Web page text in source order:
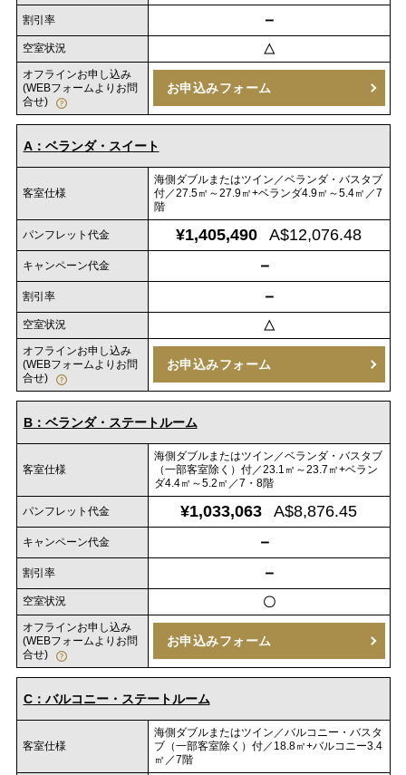
割引率 －
空室状況 △
オフラインお申し込み
(WEBフォームよりお問
合せ)
お申込みフォーム
A：ベランダ・スイート
客室仕様
海側ダブルまたはツイン／ベランダ・バスタブ
付／27.5㎡～27.9㎡+ベランダ4.9㎡～5.4㎡／7
階
パンフレット代金 ¥1,405,490 A$12,076.48
キャンペーン代金 －
割引率 －
空室状況 △
オフラインお申し込み
(WEBフォームよりお問
合せ)
お申込みフォーム
B：ベランダ・ステートルーム
客室仕様
海側ダブルまたはツイン／ベランダ・バスタブ
（一部客室除く）付／23.1㎡～23.7㎡+ベラン
ダ4.4㎡～5.2㎡／7・8階
パンフレット代金 ¥1,033,063 A$8,876.45
キャンペーン代金 －
割引率 －
空室状況 〇
オフラインお申し込み
(WEBフォームよりお問
合せ)
お申込みフォーム
C：バルコニー・ステートルーム
客室仕様
海側ダブルまたはツイン／バルコニー・バスタ
ブ（一部客室除く）付／18.8㎡+バルコニー3.4
㎡／7階